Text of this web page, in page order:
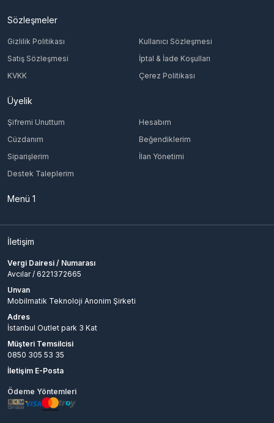
Sözleşmeler
Gizlilik Politikası
Kullanıcı Sözleşmesi
Satış Sözleşmesi
İptal & İade Koşulları
KVKK
Çerez Politikası
Üyelik
Şifremi Unuttum
Hesabım
Cüzdanım
Beğendiklerim
Siparişlerim
İlan Yönetimi
Destek Taleplerim
Menü 1
İletişim
Vergi Dairesi / Numarası
Avcılar / 6221372665
Unvan
Mobilmatik Teknoloji Anonim Şirketi
Adres
İstanbul Outlet park 3 Kat
Müşteri Temsilcisi
0850 305 53 35
İletişim E-Posta
Ödeme Yöntemleri